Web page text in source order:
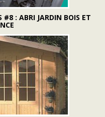
#8 : ABRI JARDIN BOIS ET